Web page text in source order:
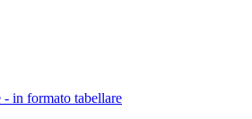
in formato tabellare